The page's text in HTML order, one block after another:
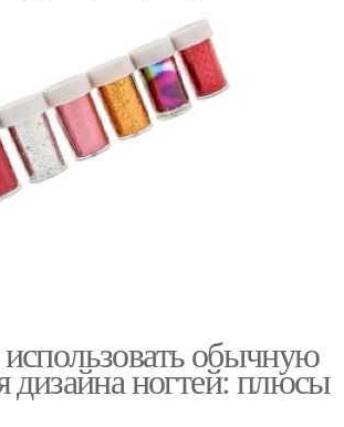
обычную
дизайна ногтей: плюсы